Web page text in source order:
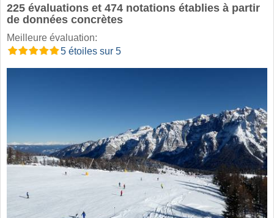
225 évaluations et 474 notations établies à partir
de données concrètes
Meilleure évaluation:
5 étoiles sur 5